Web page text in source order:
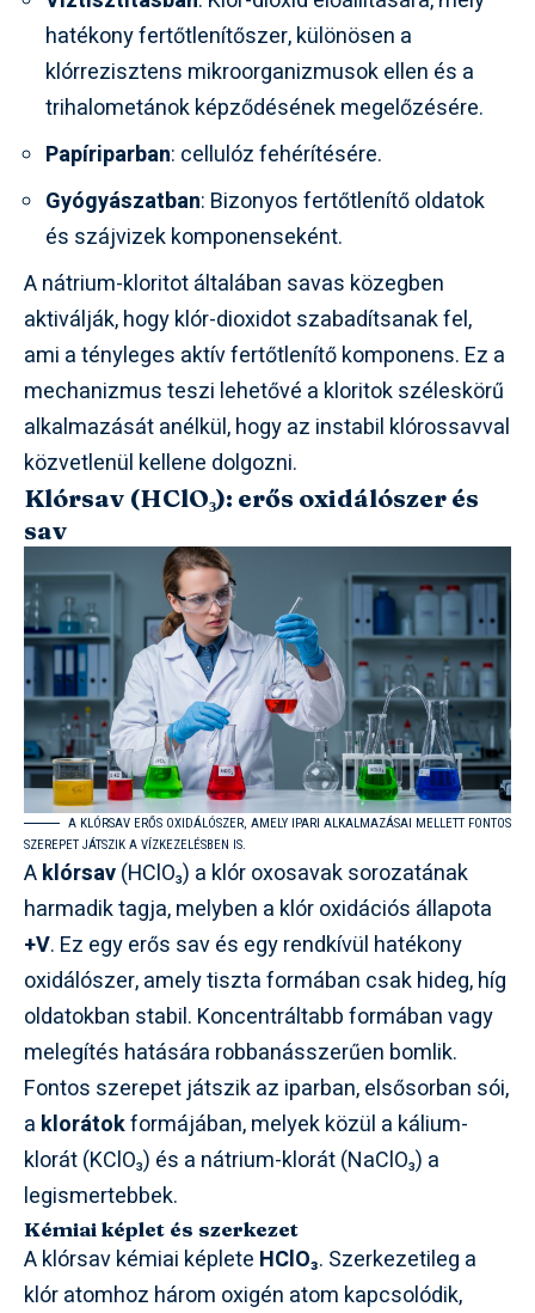
hatékony fertőtlenítőszer, különösen a
klórrezisztens mikroorganizmusok ellen és a
trihalometánok képződésének megelőzésére.
Papíriparban: cellulóz fehérítésére.
Gyógyászatban: Bizonyos fertőtlenítő oldatok
és szájvizek komponenseként.
A nátrium-kloritot általában savas közegben
aktiválják, hogy klór-dioxidot szabadítsanak fel,
ami a tényleges aktív fertőtlenítő komponens. Ez a
mechanizmus teszi lehetővé a kloritok széleskörű
alkalmazását anélkül, hogy az instabil klórossavval
közvetlenül kellene dolgozni.
Klórsav (HClO₃): erős oxidálószer és
sav
A KLÓRSAV ERŐS OXIDÁLÓSZER, AMELY IPARI ALKALMAZÁSAI MELLETT FONTOS
SZEREPET JÁTSZIK A VÍZKEZELÉSBEN IS.
Aklórsav(HClO₃) a klór oxosavak sorozatának
harmadik tagja, melyben a klór oxidációs állapota
+V. Ez egy erős sav és egy rendkívül hatékony
oxidálószer, amely tiszta formában csak hideg, híg
oldatokban stabil. Koncentráltabb formában vagy
melegítés hatására robbanásszerűen bomlik.
Fontos szerepet játszik az iparban, elsősorban sói,
a klorátokformájában, melyek közül a kálium-
klorát (KClO₃) és a nátrium-klorát (NaClO₃) a
legismertebbek.
Kémiai képlet és szerkezet
A klórsav kémiai képlete HClO₃. Szerkezetileg a
klór atomhoz három oxigén atom kapcsolódik,